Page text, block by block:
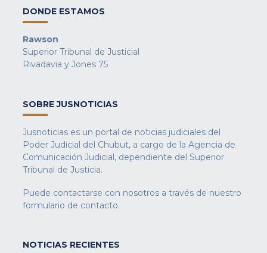
DONDE ESTAMOS
Rawson
Superior Tribunal de Justicial
Rivadavia y Jones 75
SOBRE JUSNOTICIAS
Jusnoticias es un portal de noticias judiciales del
Poder Judicial del Chubut, a cargo de la Agencia de
Comunicación Judicial, dependiente del Superior
Tribunal de Justicia.
Puede contactarse con nosotros a través de nuestro
formulario de contacto.
NOTICIAS RECIENTES